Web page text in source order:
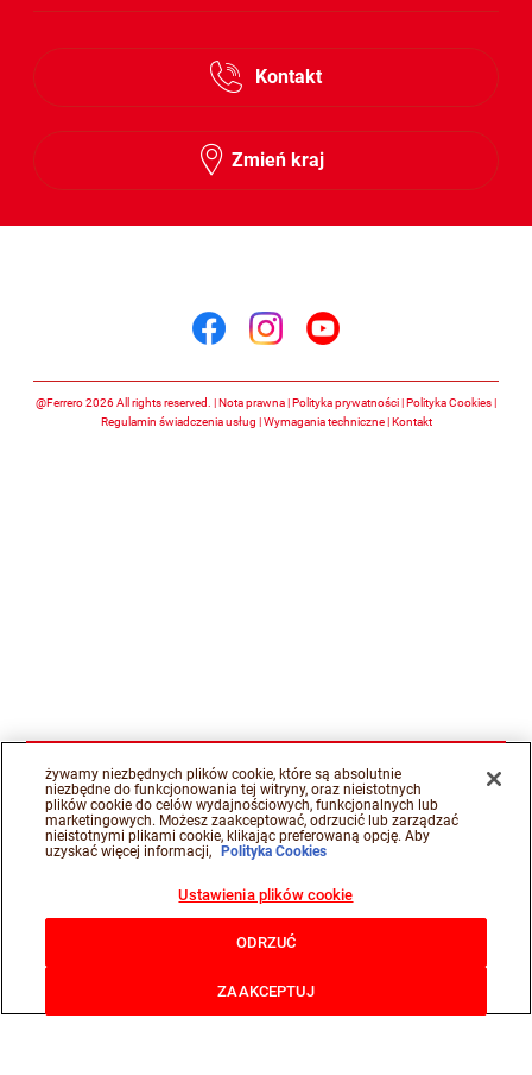
Kontakt
Zmień kraj
@Ferrero 2026 All rights reserved. Nota prawna Polityka prywatności Polityka Cookies
Regulamin świadczenia usług
Wymagania techniczne Kontakt
żywamy niezbędnych plików cookie, które są absolutnie
niezbędne do funkcjonowania tej witryny, oraz nieistotnych
plików cookie do celów wydajnościowych, funkcjonalnych lub
marketingowych. Możesz zaakceptować, odrzucić lub zarządzać
nieistotnymi plikami cookie, klikając preferowaną opcję. Aby
uzyskać więcej informacji,
Polityka Cookies
Ustawienia plików cookie
ODRZUĆ
ZAAKCEPTUJ